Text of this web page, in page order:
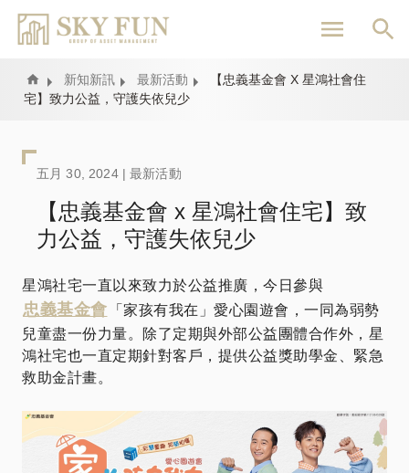
內
Home 新知新訊 最新活動
【忠義基金會 X 星鴻社會住
宅】致力公益，守護失依兒少
五月 30, 2024 |最新活動
【忠義基金會 x 星鴻社會住宅】致
力公益，守護失依兒少
星鴻社宅一直以來致力於公益推廣，今日參與
忠義基金會 「家孩有我在」愛心園遊會，一同為弱勢
兒童盡一份力量。除了定期與外部公益團體合作外，星
鴻社宅也一直定期針對客戶，提供公益獎助學金、緊急
救助金計畫。